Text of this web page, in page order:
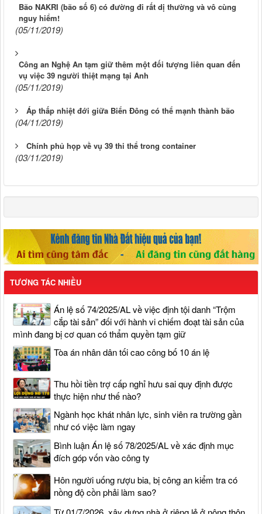
Bão NAKRI (bão số 6) có đường đi rất dị thường và vô cùng
nguy hiểm!
(05/11/2019)
Công an Nghệ An tạm giữ thêm một đối tượng liên quan đến
vụ việc 39 người thiệt mạng tại Anh
(05/11/2019)
Áp thấp nhiệt đới giữa Biển Đông có thể mạnh thành bão
(04/11/2019)
Chính phủ họp về vụ 39 thi thể trong container
(03/11/2019)
TƯƠNG TÁC NHIỀU
Án lệ số 74/2025/AL về việc định tội danh “Trộm
cắp tài sản” đối với hành vi chiếm đoạt tài sản của
mình đang bị cơ quan có thẩm quyền tạm giữ
Tòa án nhân dân tối cao công bố 10 án lệ
Thu hồi tiền trợ cấp nghỉ hưu sai quy định được
thực hiện như thế nào?
Ngành học khát nhân lực, sinh viên ra trường gần
như có việc làm ngay
Bình luận Án lệ số 78/2025/AL về xác định mục
đích góp vốn vào công ty
Hôn người uống rượu bia, bị công an kiểm tra có
nồng độ cồn phải làm sao?